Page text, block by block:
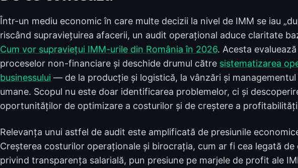
Într-un mediu economic în care multe decizii la nivel de IMM se iau
riscând supraviețuirea afacerii, un audit operațional aduce claritate
Cum vor supraviețui IMM-urile din România în 2026. Acesta
proceselor non-financiare și deschide drumul către sistematizarea
businessului — de la producție și logistică, la vânzări și managementul
umane. Scopul nu este doar identificarea problemelor, ci și
oportunităților de optimizare a costurilor și de creștere a
Relevanța unui astfel de audit este amplificată de presiunile
Creșterea costurilor operaționale și birocrația, cum ar fi cea legată de
privind transparența salarială, pun presiune pe marjele de profit ale